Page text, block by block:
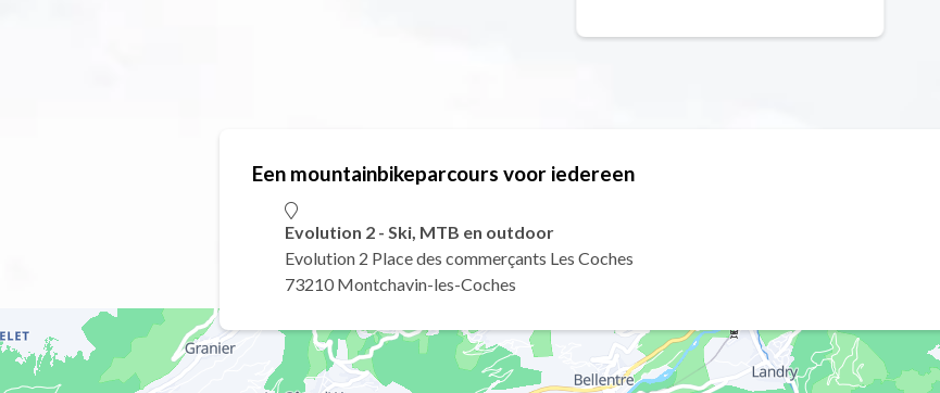
Een mountainbikeparcours voor iedereen
Evolution 2 - Ski, MTB en outdoor
Evolution 2 Place des commerçants Les Coches
73210 Montchavin-les-Coches